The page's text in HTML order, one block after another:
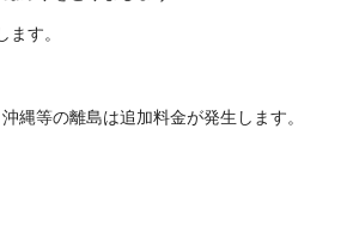
す。
等の離島は追加料金が発生します。